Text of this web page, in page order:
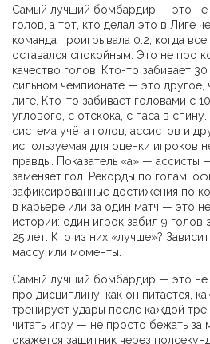
Самый лучший бомбардир — это не
голов, а тот, кто делал это в Лиге
команда проигрывала 0:2, когда
оставался спокойным. Это не про
качество голов. Кто-то забивает
сильном чемпионате — это другое,
лиге. Кто-то забивает головами с
углового, с отскока, с паса в спину.
система учёта голов, ассистов и
используемая для оценки игроков
правды. Показатель «a» — ассисты
заменяет гол.
Рекорды по голам
зафиксированные достижения по
в карьере или за один матч — это
истории: один игрок забил 9 голов
25 лет. Кто из них «лучше»?
массу или моменты.
Самый лучший бомбардир — это не
про дисциплину: как он питается,
тренирует удары после каждой
читать игру — не просто бежать за
окажется защитник через